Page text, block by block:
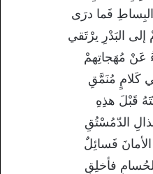
فَما درَى
البَدْرِ يرْتَقي
عَنْ مُهَجاتِهمْ
كَلامٍ مُنَمَّقِ
قَبْلَ هذِهِ
الدّمُسْتُقِ
فَسائِلٌ
فأخلِقِ